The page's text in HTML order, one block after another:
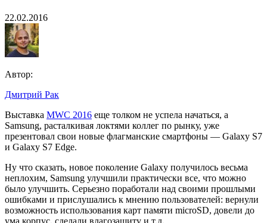
22.02.2016
Автор:
Дмитрий Рак
Сравнение
Xperia
Z5
Premium
и
Galaxy
S7
Выставка MWC 2016 еще толком не успела начаться, а
Samsung, расталкивая локтями коллег по рынку, уже
презентовал свои новые флагманские смартфоны — Galaxy S7
и Galaxy S7 Edge.
Ну что сказать, новое поколение Galaxy получилось весьма
неплохим, Samsung улучшили практически все, что можно
было улучшить. Серьезно поработали над своими прошлыми
ошибками и прислушались к мнению пользователей: вернули
возможность использования карт памяти microSD, довели до
ума корпус, сделали влагозащиту и т.д.